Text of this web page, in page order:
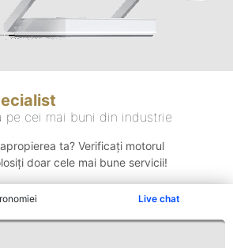
Live chat
pe cei mai buni din industrie
ta? Verificați motorul
doar cele mai bune servicii!